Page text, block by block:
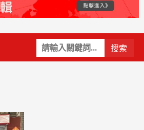
關
鍵
Primary
Menu